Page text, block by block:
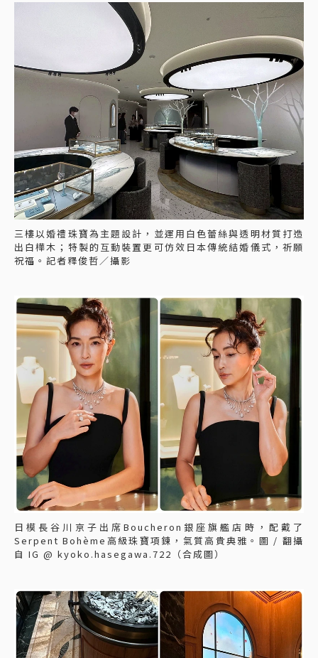
三樓以婚禮珠寶為主題設計，並運用白色蕾絲與透明材質打造
出白樺木；特製的互動裝置更可仿效日本傳統結婚儀式，祈願
祝福。記者釋俊哲／攝影
日模長谷川京子出席Boucheron銀座旗艦店時，配戴了
Serpent Bohème高級珠寶項鍊，氣質高貴典雅。圖 / 翻攝
自 IG @ kyoko.hasegawa.722（合成圖）